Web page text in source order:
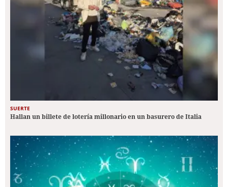
SUERTE
Hallan un billete de lotería millonario en un basurero de Italia